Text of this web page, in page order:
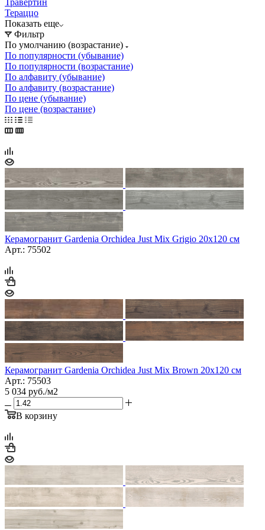
Тераццо
Показать еще
Фильтр
По умолчанию (возрастание)
По популярности (убывание)
По популярности (возрастание)
По алфавиту (убывание)
По алфавиту (возрастание)
По цене (убывание)
По цене (возрастание)
Керамогранит Gardenia Orchidea Just Mix Grigio 20x120 см
Арт.: 75502
Керамогранит Gardenia Orchidea Just Mix Brown 20x120 см
Арт.: 75503
5 034 руб./м2
В корзину